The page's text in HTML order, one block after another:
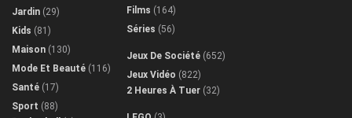
Jardin (29)
Kids (81)
Maison (130)
Mode Et Beauté (116)
Santé (17)
Sport (88)
Films (164)
Séries (56)
Jeux De Société (652)
Jeux Vidéo (822)
2 Heures À Tuer (32)